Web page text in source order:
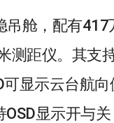
舱，配有
距仪。其支
显示云台航
显示开与